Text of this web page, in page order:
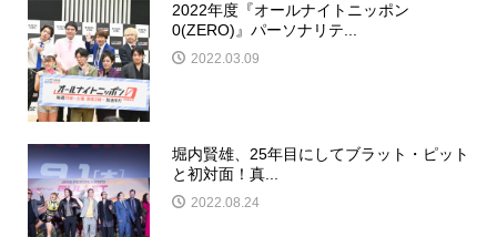
2022年度『オールナイトニッポン
0(ZERO)』パーソナリテ...
2022.03.09
堀内賢雄、25年目にしてブラット・ピット
と初対面！真...
2022.08.24